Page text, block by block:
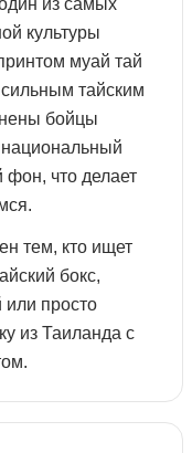
культуры
муай тай
сильным тайским
бойцы
национальный
фон, что делает
тем, кто ищет
бокс,
просто
из Таиланда с